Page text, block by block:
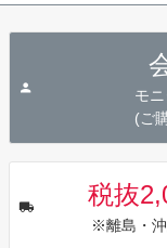
モ
(ご
税抜
※離島・